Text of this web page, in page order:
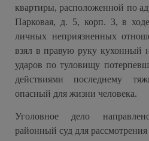
квартиры, расположенной по
Парковая, д. 5, корп. 3, в
личных неприязненных
взял в правую руку кухонный
ударов по туловищу
действиями последнему
опасный для жизни человека.
Уголовное дело
районный суд для